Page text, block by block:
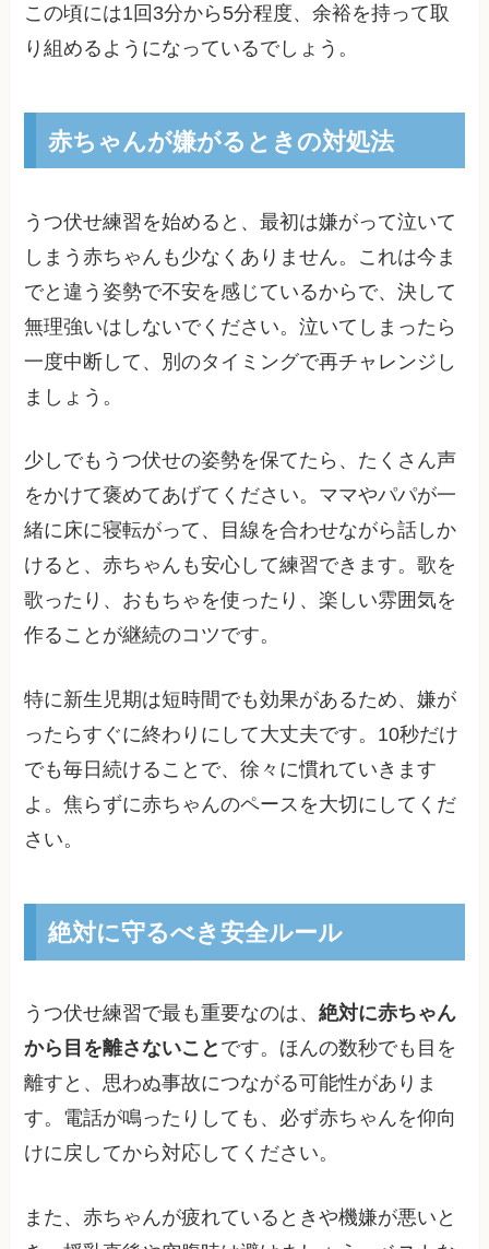
この頃には1回3分から5分程度、余裕を持って取
り組めるようになっているでしょう。
赤ちゃんが嫌がるときの対処法
うつ伏せ練習を始めると、最初は嫌がって泣いて
しまう赤ちゃんも少なくありません。これは今ま
でと違う姿勢で不安を感じているからで、決して
無理強いはしないでください。泣いてしまったら
一度中断して、別のタイミングで再チャレンジし
ましょう。
少しでもうつ伏せの姿勢を保てたら、たくさん声
をかけて褒めてあげてください。ママやパパが一
緒に床に寝転がって、目線を合わせながら話しか
けると、赤ちゃんも安心して練習できます。歌を
歌ったり、おもちゃを使ったり、楽しい雰囲気を
作ることが継続のコツです。
特に新生児期は短時間でも効果があるため、嫌が
ったらすぐに終わりにして大丈夫です。10秒だけ
でも毎日続けることで、徐々に慣れていきます
よ。焦らずに赤ちゃんのペースを大切にしてくだ
さい。
絶対に守るべき安全ルール
うつ伏せ練習で最も重要なのは、絶対に赤ちゃん
から目を離さないこと です。ほんの数秒でも目を
離すと、思わぬ事故につながる可能性がありま
す。電話が鳴ったりしても、必ず赤ちゃんを仰向
けに戻してから対応してください。
また、赤ちゃんが疲れているときや機嫌が悪いと